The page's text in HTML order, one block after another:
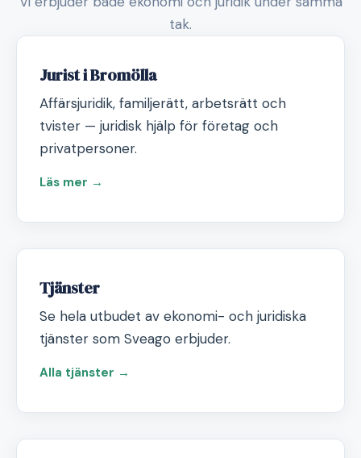
tak.
Jurist i Bromölla
Affärsjuridik, familjerätt, arbetsrätt och
tvister — juridisk hjälp för företag och
privatpersoner.
Läs mer →
Tjänster
Se hela utbudet av ekonomi- och juridiska
tjänster som Sveago erbjuder.
Alla tjänster →